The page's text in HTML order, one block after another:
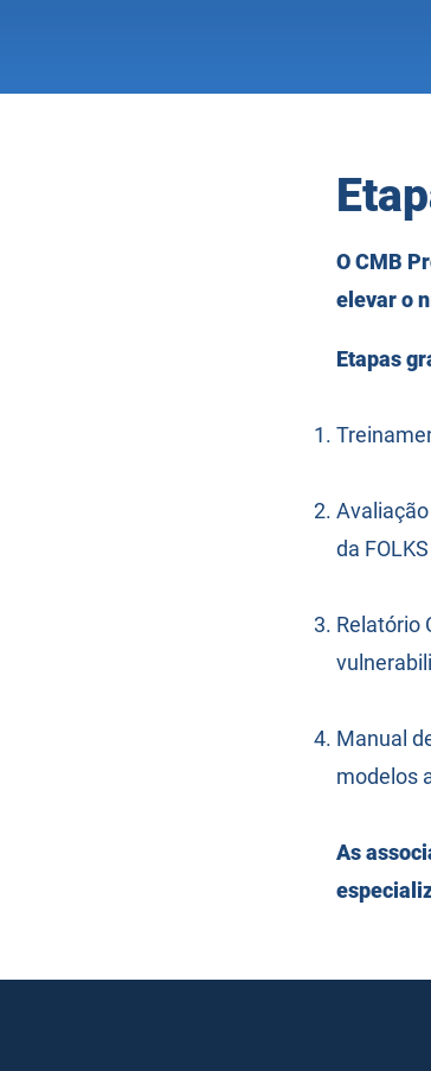
O CMB
elevar o
Etapas
da FOLKS
Relatório
Manual
modelos
As